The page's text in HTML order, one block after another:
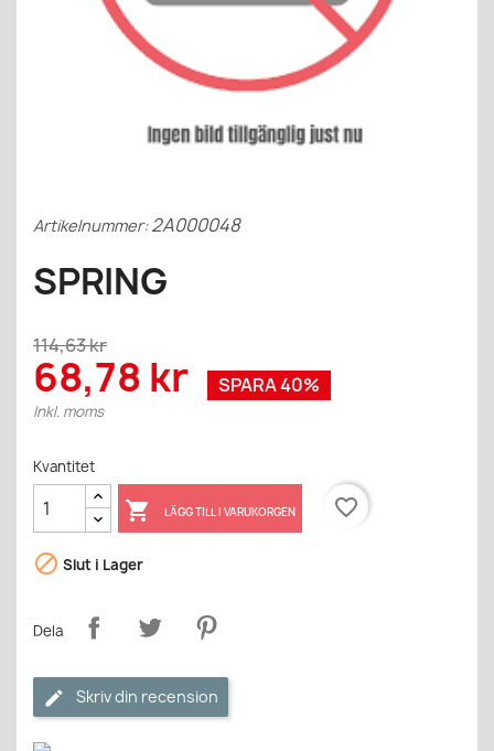
Artikelnummer: 2A000048
SPRING
114,63 kr
68,78 kr SPARA 40%
Inkl. moms
Kvantitet
 LÄGG TILL I VARUKORGEN favorite_border
 Slut i Lager
Dela
Skriv din recension